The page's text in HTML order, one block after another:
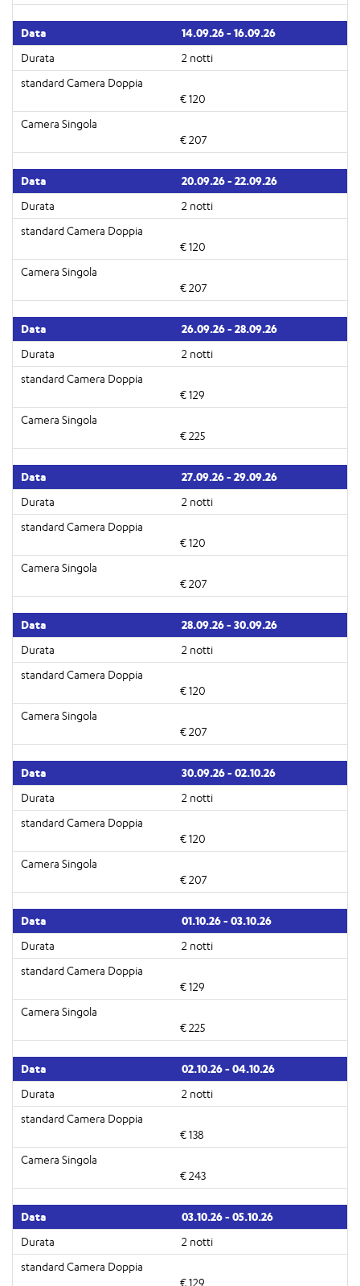
14.09.26 - 16.09.26
2 notti
€ 120
€ 207
20.09.26 - 22.09.26
2 notti
€ 120
€ 207
26.09.26 - 28.09.26
2 notti
€ 129
€ 225
27.09.26 - 29.09.26
2 notti
€ 120
€ 207
28.09.26 - 30.09.26
2 notti
€ 120
€ 207
30.09.26 - 02.10.26
2 notti
€ 120
€ 207
01.10.26 - 03.10.26
2 notti
€ 129
€ 225
02.10.26 - 04.10.26
2 notti
€ 138
€ 243
03.10.26 - 05.10.26
2 notti
€ 129